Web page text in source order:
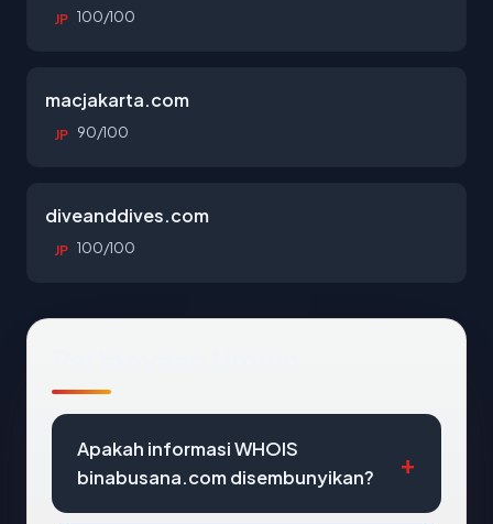
JP 100/100
macjakarta.com
JP 90/100
diveanddives.com
JP 100/100
Apakah informasi WHOIS
binabusana.com disembunyikan?